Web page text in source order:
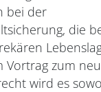
bei der
die
Vortrag zum
wird es